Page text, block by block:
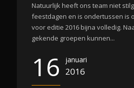
Natuurlijk heeft ons team niet
feestdagen en is ondertussen is
voor editie 2016 bijna volledig.
gekende groepen kunnen...
16 januari
2016